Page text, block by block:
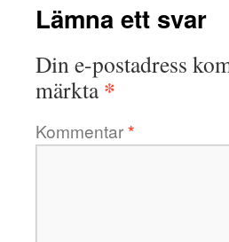
Lämna ett svar
Din e-postadress
märkta*
Kommentar*